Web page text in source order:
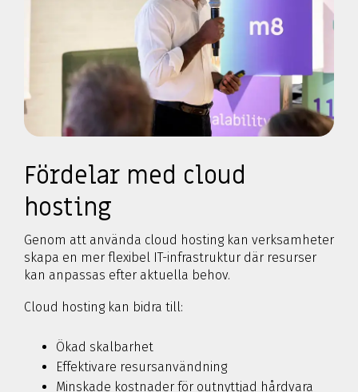
Fördelar med cloud
hosting
Genom att använda cloud hosting kan verksamheter
skapa en mer flexibel IT-infrastruktur där resurser
kan anpassas efter aktuella behov.
Cloud hosting kan bidra till:
Ökad skalbarhet
Effektivare resursanvändning
Minskade kostnader för outnyttjad hårdvara